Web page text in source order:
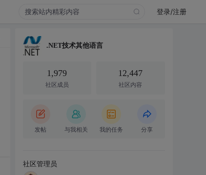
登录/注册
.NET技术其他语言
1,979
社区成员
12,447
社区内容
发帖 与我相关 我的任务 分享
社区管理员